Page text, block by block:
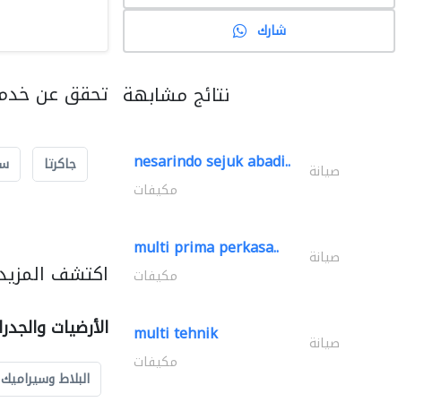
تحقق عن
جاكرتا
اكتشف
الأرضيات
البلاط وسيراميك
شارك
نتائج مشابهة
nesarindo sejuk abadi.. صيانة
مكيفات
multi prima perkasa.. صيانة
مكيفات
multi tehnik صيانة
مكيفات